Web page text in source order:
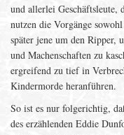
und allerlei Geschäftsleute,
nutzen die Vorgänge
später jene um den Ripper,
und Machenschaften zu
ergreifend zu tief in
Kindermorde heranführen.
So ist es nur folgerichtig,
des erzählenden Eddie